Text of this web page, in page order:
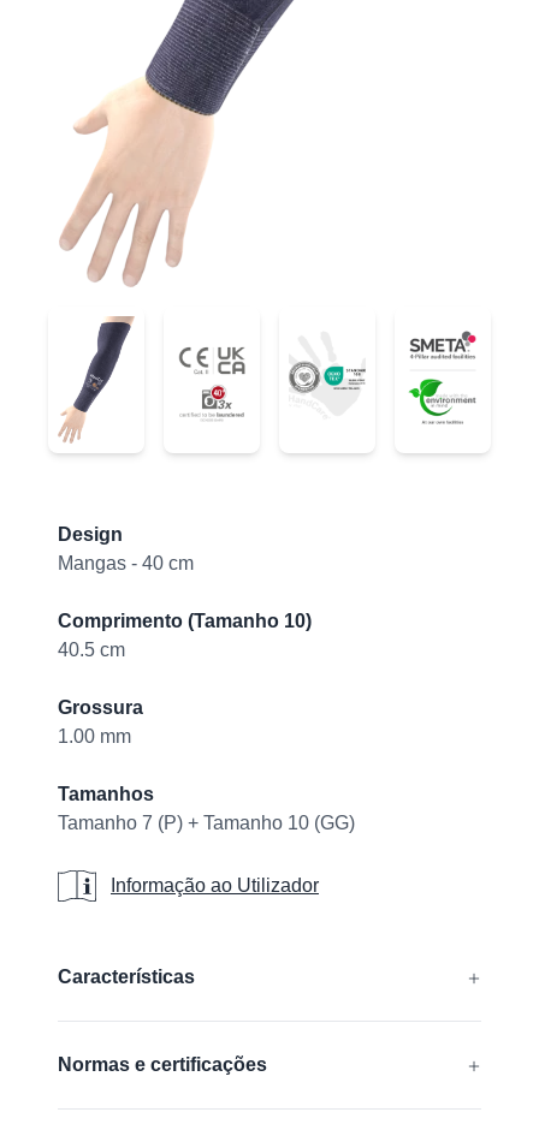
89-5740 89-5740
Product information
Design
Mangas - 40 cm
Comprimento (Tamanho 10)
40.5 cm
Grossura
1.00 mm
Tamanhos
Tamanho 7 (P) + Tamanho 10 (GG)
Informação ao Utilizador
Informação ao Utilizador
Características
Normas e certificações